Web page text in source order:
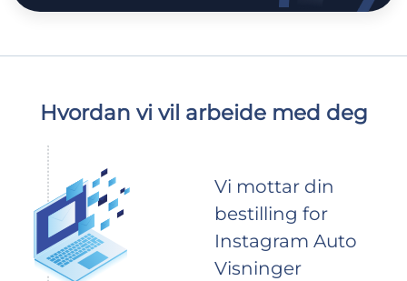
Hvordan vi vil arbeide med deg
Vi mottar din
bestilling for
Instagram Auto
Visninger